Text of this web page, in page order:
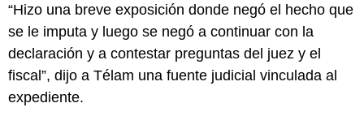
“Hizo una breve exposición donde negó el hecho que
se le imputa y luego se negó a continuar con la
declaración y a contestar preguntas del juez y el
fiscal”, dijo a Télam una fuente judicial vinculada al
expediente.